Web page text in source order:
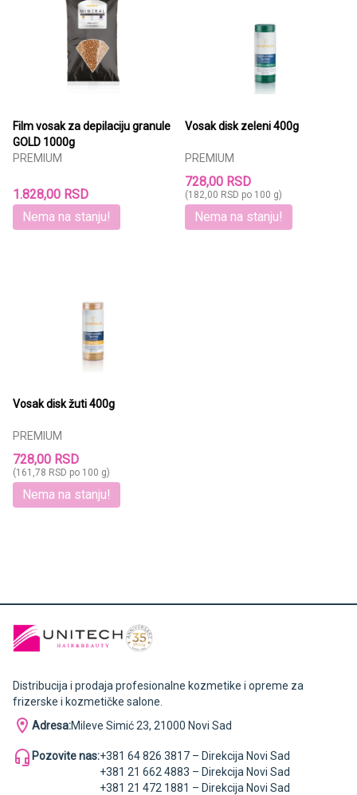
Film vosak za depilaciju granule
GOLD 1000g
PREMIUM
1.828,00 RSD
Nema na stanju!
Vosak disk zeleni 400g
PREMIUM
728,00 RSD
(182,00 RSD po 100 g)
Nema na stanju!
Vosak disk žuti 400g
PREMIUM
728,00 RSD
(161,78 RSD po 100 g)
Nema na stanju!
Distribucija i prodaja profesionalne kozmetike i opreme za
frizerske i kozmetičke salone.
Adresa:Mileve Simić 23, 21000 Novi Sad
Pozovite nas:+381 64 826 3817 – Direkcija Novi Sad
+381 21 662 4883 – Direkcija Novi Sad
+381 21 472 1881 – Direkcija Novi Sad